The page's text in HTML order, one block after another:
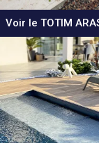
Voir le TOTIM